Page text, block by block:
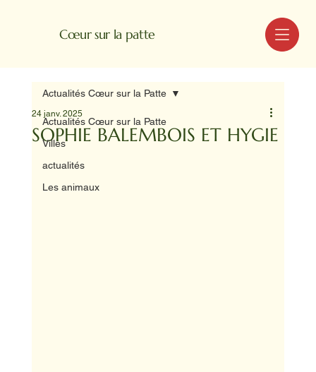
Cœur sur la patte MENU
Actualités Cœur sur la Patte
Villes
actualités
Les animaux
Actualités Cœur sur la Patte
SOPHIE BALEMBOIS ET HYGIE
24 janv. 2025